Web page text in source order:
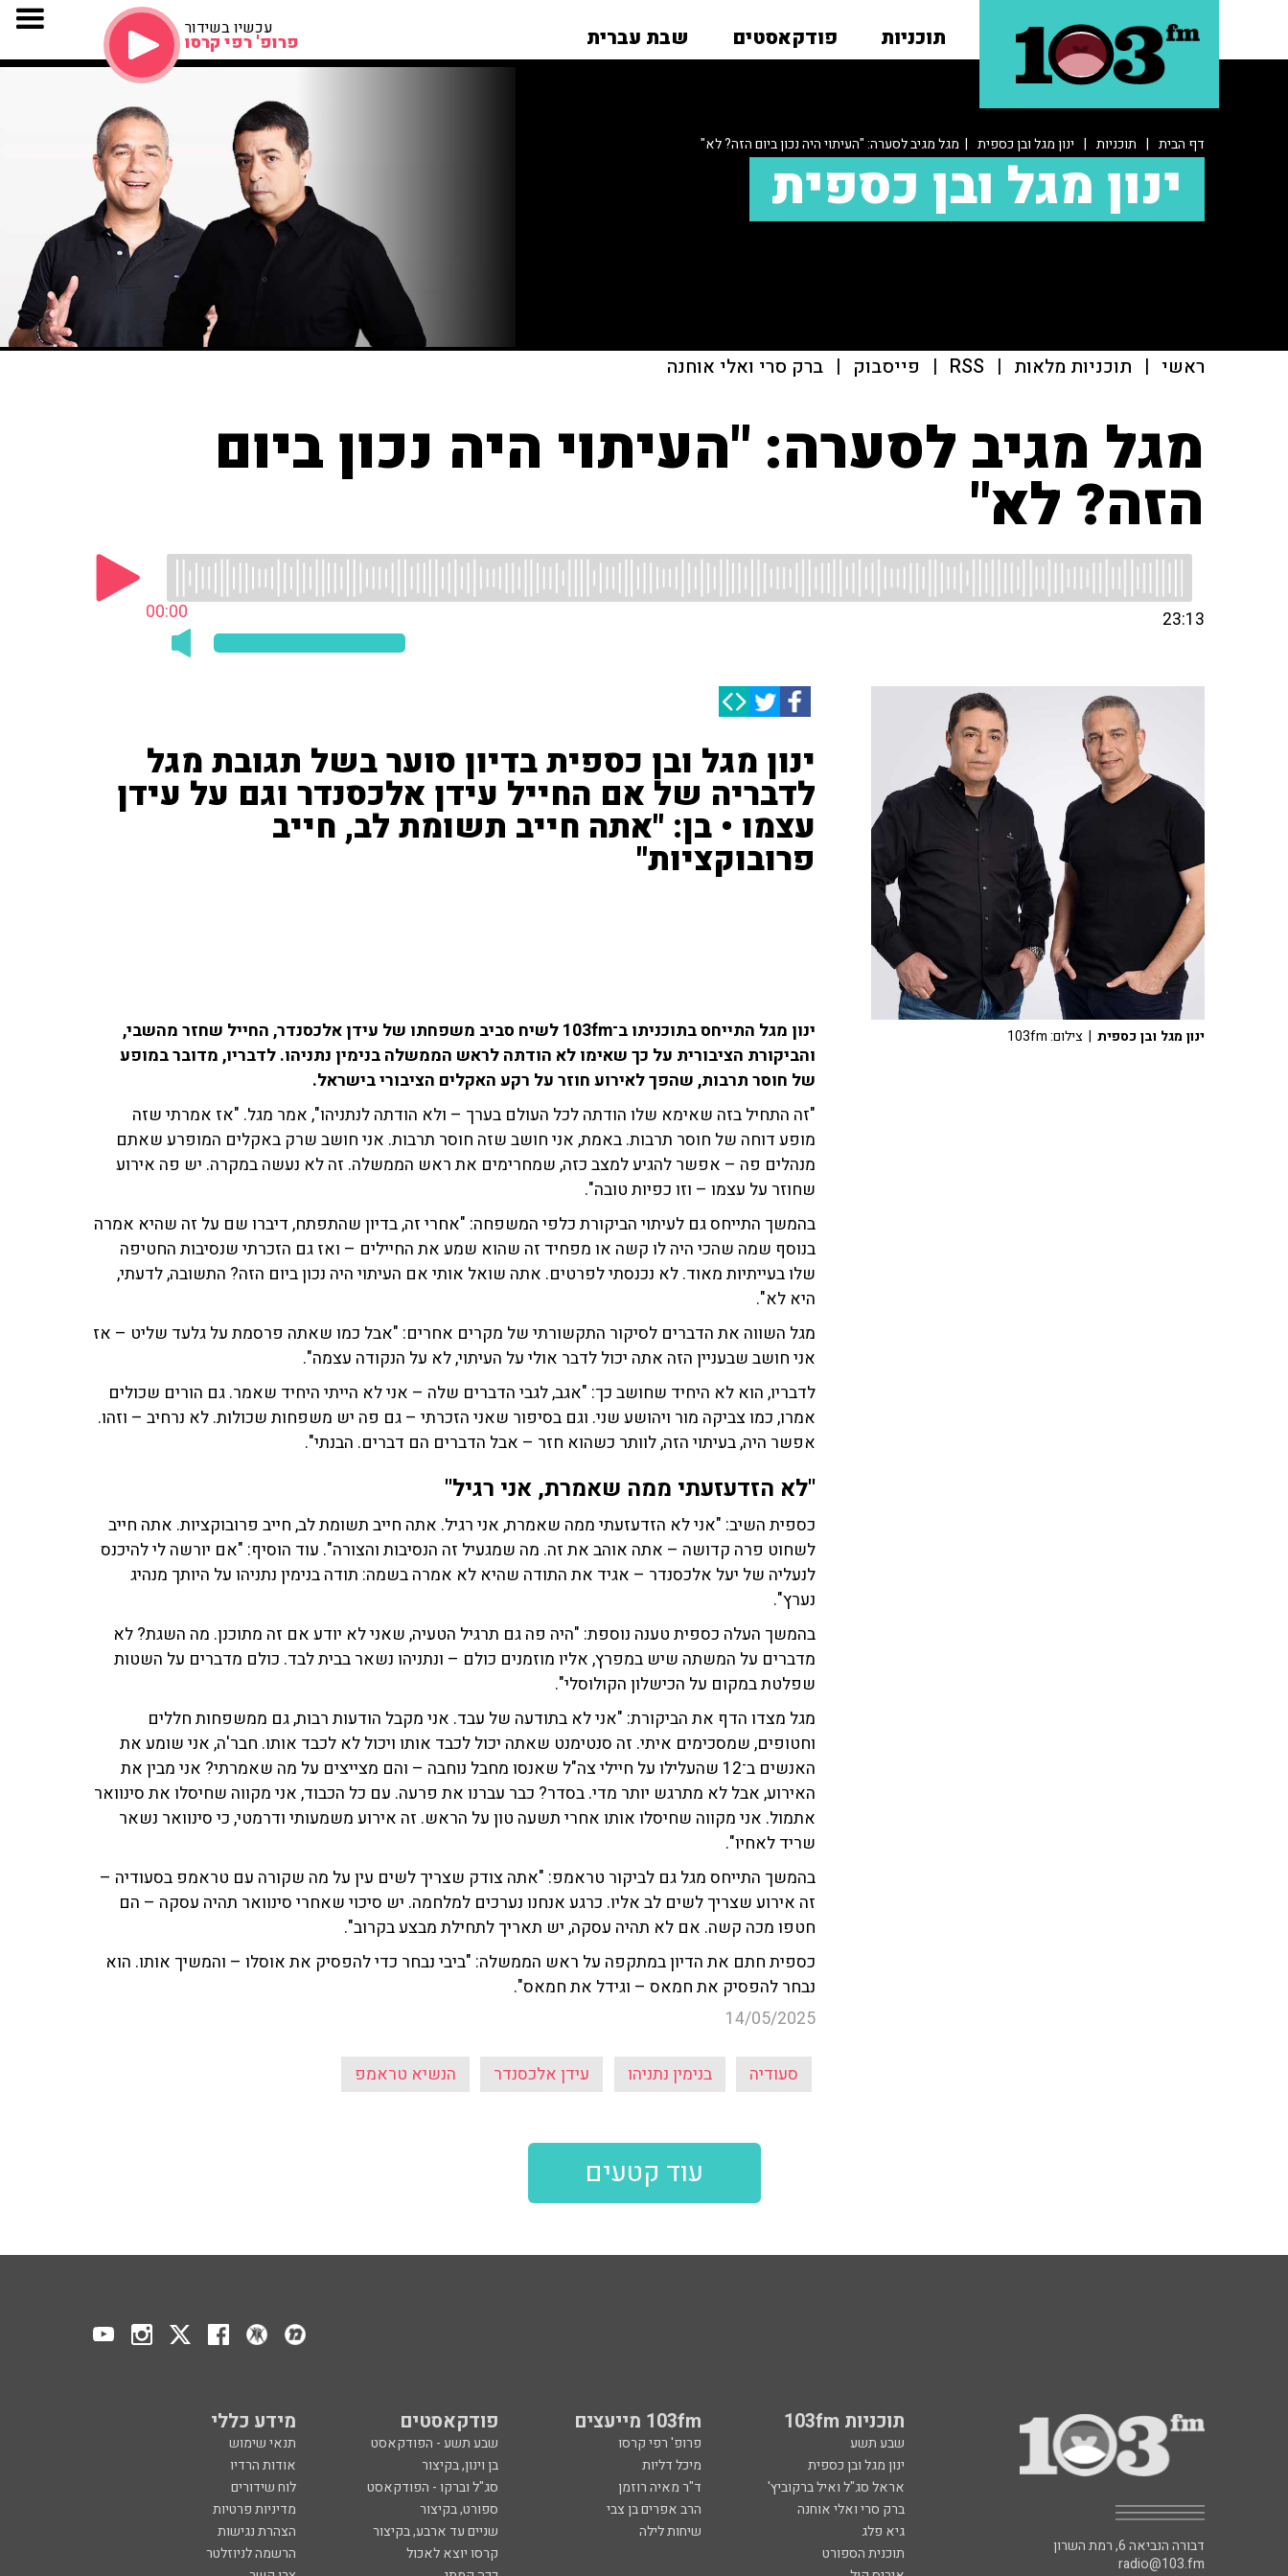
תוכניות פודקאסטים שבת עברית עכשיו בשידור
פרופ' רפי קרסו
דף הבית | תוכניות | ינון מגל ובן כספית | מגל מגיב לסערה: "העיתוי היה נכון ביום הזה? לא"
ינון מגל ובן כספית
ראשי | תוכניות מלאות |
RSS
| פייסבוק | ברק סרי ואלי אוחנה
מגל מגיב לסערה: "העיתוי היה נכון ביום
הזה? לא"
00:00 23:13
ינון מגל ובן כספית בדיון סוער בשל תגובת מגל
לדבריה של אם החייל עידן אלכסנדר וגם על עידן
עצמו • בן: "אתה חייב תשומת לב, חייב
פרובוקציות"
ינון מגל התייחס בתוכניתו ב־103fm לשיח סביב משפחתו של עידן אלכסנדר, החייל שחזר מהשבי,
והביקורת הציבורית על כך שאימו לא הודתה לראש הממשלה בנימין נתניהו. לדבריו, מדובר במופע
של חוסר תרבות, שהפך לאירוע חוזר על רקע האקלים הציבורי בישראל.
"זה התחיל בזה שאימא שלו הודתה לכל העולם בערך – ולא הודתה לנתניהו", אמר מגל. "אז אמרתי שזה
מופע דוחה של חוסר תרבות. באמת, אני חושב שזה חוסר תרבות. אני חושב שרק באקלים המופרע שאתם
מנהלים פה – אפשר להגיע למצב כזה, שמחרימים את ראש הממשלה. זה לא נעשה במקרה. יש פה אירוע
שחוזר על עצמו – וזו כפיות טובה".
בהמשך התייחס גם לעיתוי הביקורת כלפי המשפחה: "אחרי זה, בדיון שהתפתח, דיברו שם על זה שהיא אמרה
בנוסף שמה שהכי היה לו קשה או מפחיד זה שהוא שמע את החיילים – ואז גם הזכרתי שנסיבות החטיפה
שלו בעייתיות מאוד. לא נכנסתי לפרטים. אתה שואל אותי אם העיתוי היה נכון ביום הזה? התשובה, לדעתי,
היא לא".
מגל השווה את הדברים לסיקור התקשורתי של מקרים אחרים: "אבל כמו שאתה פרסמת על גלעד שליט – אז
אני חושב שבעניין הזה אתה יכול לדבר אולי על העיתוי, לא על הנקודה עצמה".
לדבריו, הוא לא היחיד שחושב כך: "אגב, לגבי הדברים שלה – אני לא הייתי היחיד שאמר. גם הורים שכולים
אמרו, כמו צביקה מור ויהושע שני. וגם בסיפור שאני הזכרתי – גם פה יש משפחות שכולות. לא נרחיב – וזהו.
אפשר היה, בעיתוי הזה, לוותר כשהוא חזר – אבל הדברים הם דברים. הבנתי".
"לא הזדעזעתי ממה שאמרת, אני רגיל"
כספית השיב: "אני לא הזדעזעתי ממה שאמרת, אני רגיל. אתה חייב תשומת לב, חייב פרובוקציות. אתה חייב
לשחוט פרה קדושה – אתה אוהב את זה. מה שמגעיל זה הנסיבות והצורה". עוד הוסיף: "אם יורשה לי להיכנס
לנעליה של יעל אלכסנדר – אגיד את התודה שהיא לא אמרה בשמה: תודה בנימין נתניהו על היותך מנהיג
נערץ".
בהמשך העלה כספית טענה נוספת: "היה פה גם תרגיל הטעיה, שאני לא יודע אם זה מתוכנן. מה השגת? לא
מדברים על המשתה שיש במפרץ, אליו מוזמנים כולם – ונתניהו נשאר בבית לבד. כולם מדברים על השטות
שפלטת במקום על הכישלון הקולוסלי".
מגל מצדו הדף את הביקורת: "אני לא בתודעה של עבד. אני מקבל הודעות רבות, גם ממשפחות חללים
וחטופים, שמסכימים איתי. זה סנטימנט שאתה יכול לכבד אותו ויכול לא לכבד אותו. חבר'ה, אני שומע את
האנשים ב־12 שהעלילו על חיילי צה"ל שאנסו מחבל נוחבה – והם מצייצים על מה שאמרתי? אני מבין את
האירוע, אבל לא מתרגש יותר מדי. בסדר? כבר עברנו את פרעה. עם כל הכבוד, אני מקווה שחיסלו את סינוואר
אתמול. אני מקווה שחיסלו אותו אחרי תשעה טון על הראש. זה אירוע משמעותי ודרמטי, כי סינוואר נשאר
שריד לאחיו".
בהמשך התייחס מגל גם לביקור טראמפ: "אתה צודק שצריך לשים עין על מה שקורה עם טראמפ בסעודיה –
זה אירוע שצריך לשים לב אליו. כרגע אנחנו נערכים למלחמה. יש סיכוי שאחרי סינוואר תהיה עסקה – הם
חטפו מכה קשה. אם לא תהיה עסקה, יש תאריך לתחילת מבצע בקרוב".
כספית חתם את הדיון במתקפה על ראש הממשלה: "ביבי נבחר כדי להפסיק את אוסלו – והמשיך אותו. הוא
נבחר להפסיק את חמאס – וגידל את חמאס".
14/05/2025
סעודיה בנימין נתניהו עידן אלכסנדר הנשיא טראמפ
ינון מגל ובן כספית | צילום: 103fm
עוד קטעים
תוכניות 103fm 103fm מייעצים פודקאסטים מידע כללי
שבע תשע פרופ' רפי קרסו שבע תשע - הפודקאסט
תנאי שימוש
ינון מגל ובן כספית
מיכל דליות בן וינון, בקיצור
אודות הרדיו
אראל סג"ל ואיל ברקוביץ'
ד"ר מאיה רוזמן סג"ל וברקו - הפודקאסט
לוח שידורים
ברק סרי ואלי אוחנה
הרב אפרים בן צבי ספורט, בקיצור
מדיניות פרטיות
גיא פלג
שיחות לילה שניים עד ארבע, בקיצור
הצהרת נגישות
תוכנית הספורט
קרסו יוצא לאכול
הרשמה לניוזלטר
דבורה הנביאה 6, רמת השרון
radio@103.fm